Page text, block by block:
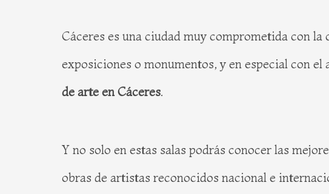
Cáceres es una ciudad muy comprometida con
exposiciones o monumentos, y en especial con
de arte en Cáceres.
Y no solo en estas salas podrás conocer las
obras de artistas reconocidos nacional e